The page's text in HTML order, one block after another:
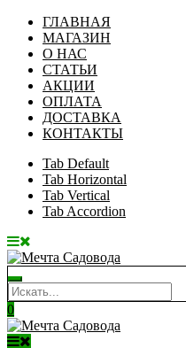
ГЛАВНАЯ
МАГАЗИН
О НАС
СТАТЬИ
АКЦИИ
ОПЛАТА
ДОСТАВКА
КОНТАКТЫ
Tab Default
Tab Horizontal
Tab Vertical
Tab Accordion
0